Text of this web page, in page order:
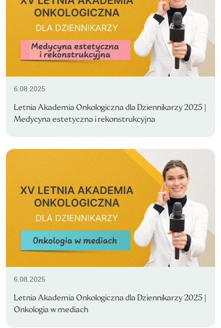
6.08.2025
Letnia Akademia Onkologiczna dla Dziennikarzy 2025 |
Medycyna estetyczna i rekonstrukcyjna
6.08.2025
Letnia Akademia Onkologiczna dla Dziennikarzy 2025 |
Onkologia w mediach